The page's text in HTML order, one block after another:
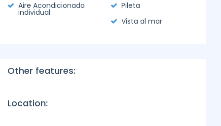
Aire Acondicionado
individual
Pileta
Vista al mar
Other features:
Location: